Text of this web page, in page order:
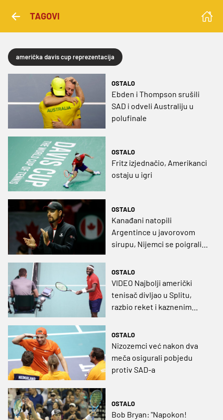
TAGOVI
američka davis cup reprezentacija
OSTALO
Ebden i Thompson srušili
SAD i odveli Australiju u
polufinale
OSTALO
Fritz izjednačio, Amerikanci
ostaju u igri
OSTALO
Kanađani natopili
Argentince u javorovom
sirupu, Nijemci se poigrali
OSTALO
VIDEO Najbolji američki
tenisač divljao u Splitu,
razbio reket i kaznenim
OSTALO
Nizozemci već nakon dva
meča osigurali pobjedu
protiv SAD-a
OSTALO
Bob Bryan: "Napokon!